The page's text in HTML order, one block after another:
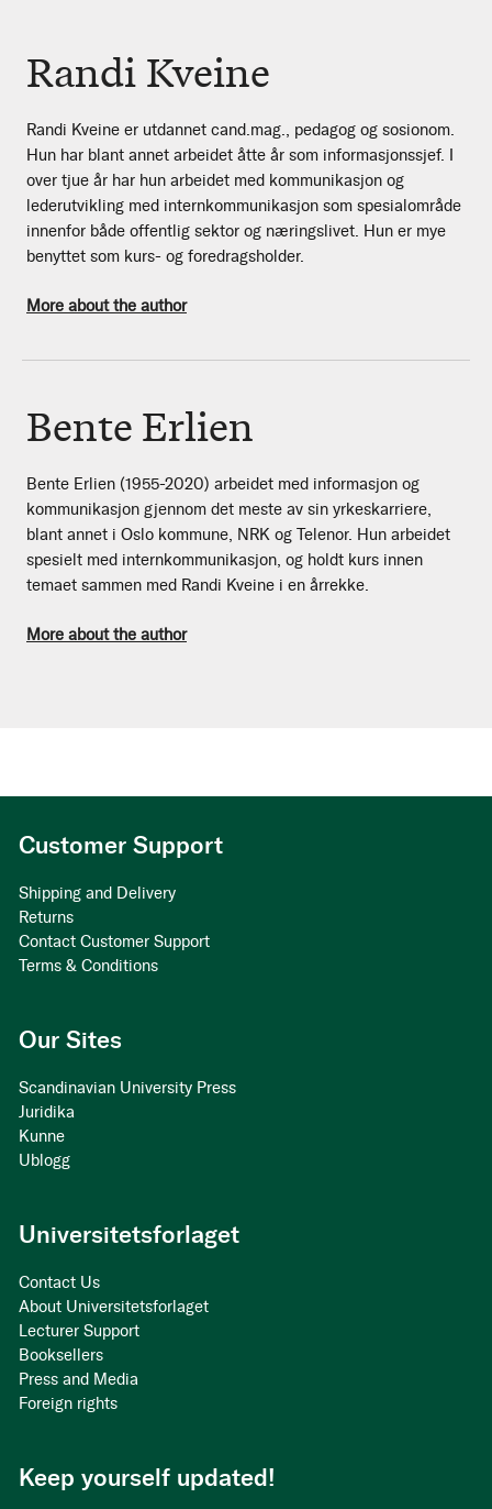
Randi Kveine
Randi Kveine er utdannet cand.mag., pedagog og sosionom.
Hun har blant annet arbeidet åtte år som informasjonssjef. I
over tjue år har hun arbeidet med kommunikasjon og
lederutvikling med internkommunikasjon som spesialområde
innenfor både offentlig sektor og næringslivet. Hun er mye
benyttet som kurs- og foredragsholder.
More about the author
Bente Erlien
Bente Erlien (1955-2020) arbeidet med informasjon og
kommunikasjon gjennom det meste av sin yrkeskarriere,
blant annet i Oslo kommune, NRK og Telenor. Hun arbeidet
spesielt med internkommunikasjon, og holdt kurs innen
temaet sammen med Randi Kveine i en årrekke.
More about the author
Customer Support
Shipping and Delivery
Returns
Contact Customer Support
Terms & Conditions
Our Sites
Scandinavian University Press
Juridika
Kunne
Ublogg
Universitetsforlaget
Contact Us
About Universitetsforlaget
Lecturer Support
Booksellers
Press and Media
Foreign rights
Keep yourself updated!